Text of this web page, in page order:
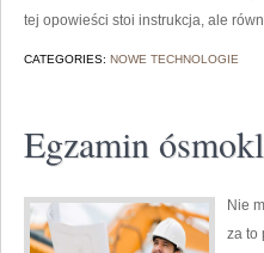
tej opowieści stoi instrukcja, ale
CATEGORIES: NOWE TECHNOLOGIE
Egzamin
Nie
za to